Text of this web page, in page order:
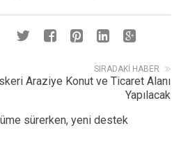
SIRADAKI HABER
Araziye Konut ve Ticaret Alanı
Yapılacak
sürerken, yeni destek